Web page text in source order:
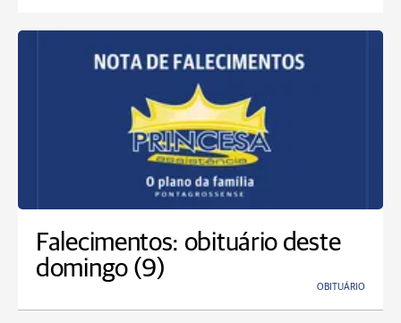
Falecimentos: obituário deste
domingo (9)
OBITUÁRIO